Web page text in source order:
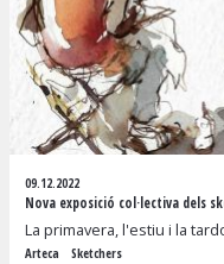
09.12.2022
Nova exposició col·lectiva dels
La primavera, l'estiu i la
Arteca Sketchers